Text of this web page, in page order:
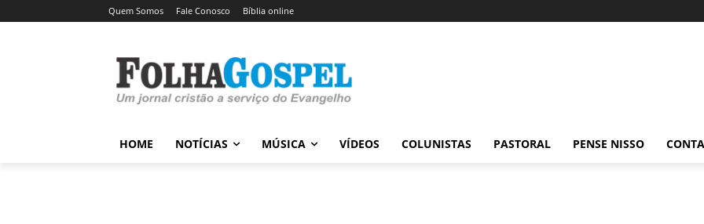
Quem Somos Fale Conosco Bíblia online
HOME NOTÍCIAS MÚSICA VÍDEOS COLUNISTAS PASTORAL PENSE NISSO